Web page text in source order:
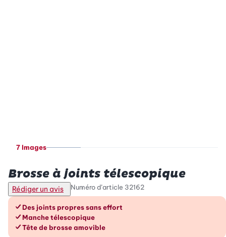
7 Images
Brosse à joints télescopique
Rédiger un avis Numéro d’article 32162
Les avantages en un coup d’œil
Des joints propres sans effort
Manche télescopique
Tête de brosse amovible